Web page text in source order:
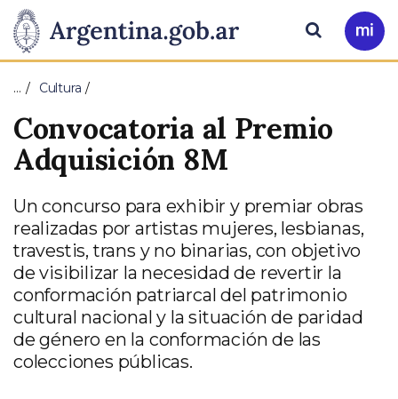
Presidencia
de
la
Nación
Pasar al contenido principal
Ir
a
Buscar
… Cultura
Convocatoria al Premio
Adquisición 8M
Un concurso para exhibir y premiar obras
realizadas por artistas mujeres, lesbianas,
travestis, trans y no binarias, con objetivo
de visibilizar la necesidad de revertir la
conformación patriarcal del patrimonio
cultural nacional y la situación de paridad
de género en la conformación de las
colecciones públicas.